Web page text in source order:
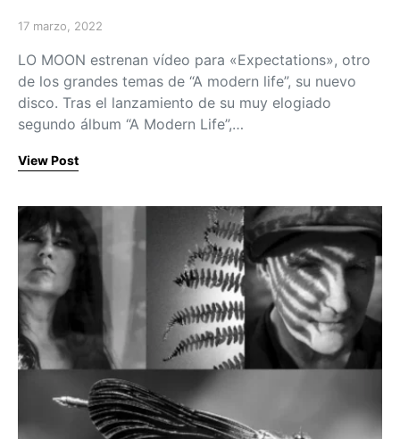
Posted on
17 marzo, 2022
LO MOON estrenan vídeo para «Expectations», otro
de los grandes temas de “A modern life”, su nuevo
disco. Tras el lanzamiento de su muy elogiado
segundo álbum “A Modern Life”,…
View Post